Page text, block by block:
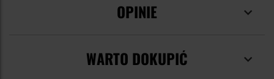
OPINIE
WARTO DOKUPIĆ